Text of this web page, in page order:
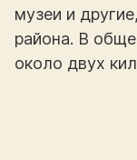
музеи и
района. В
около двух